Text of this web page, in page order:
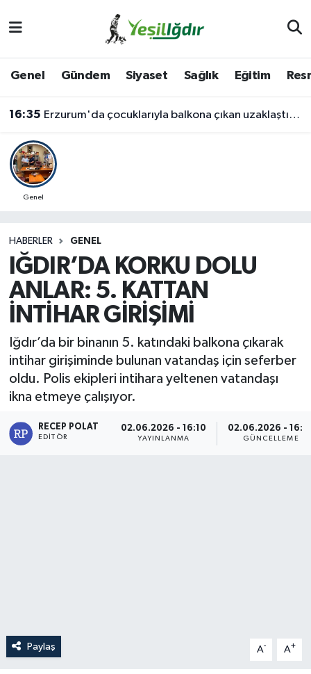
Genel Gündem Siyaset Sağlık Eğitim
16:35 Erzurum'da çocuklarıyla balkona çıkan uzaklaştırma kararlı koca ikna edildi
Genel
HABERLER GENEL
IĞDIR’DA KORKU DOLU
ANLAR: 5. KATTAN
İNTİHAR GİRİŞİMİ
Iğdır’da bir binanın 5. katındaki balkona çıkarak
intihar girişiminde bulunan vatandaş için seferber
oldu. Polis ekipleri intihara yeltenen vatandaşı
ikna etmeye çalışıyor.
RECEP POLAT
EDITÖR
02.06.2026 - 16:10
YAYINLANMA
02.06.2026 -
GÜNCELLEME
Paylaş A- A+
İğdir Namaz Vakitleri
Iğdır Trafik Yoğunluk Haritası
Süper Lig Puan Durumu ve Fikstür
Son Dakika Haberleri
Haber Arşivi